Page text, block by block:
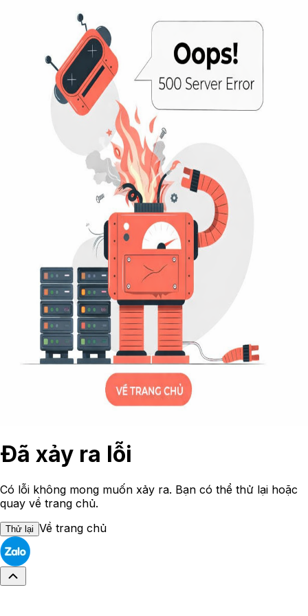
Đã xảy ra lỗi
Có lỗi không mong muốn xảy ra. Bạn có thể thử lại hoặc
quay về trang chủ.
Thử lại Về trang chủ